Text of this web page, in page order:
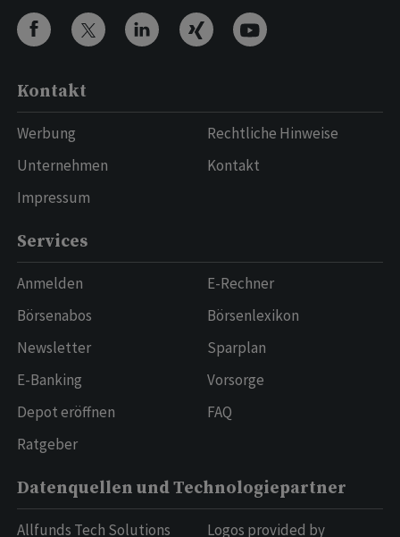
Kontakt
Werbung
Unternehmen
Impressum
Rechtliche Hinweise
Kontakt
Services
Anmelden
Börsenabos
Newsletter
E-Banking
Depot eröffnen
Ratgeber
E-Rechner
Börsenlexikon
Sparplan
Vorsorge
FAQ
Datenquellen und Technologiepartner
Allfunds Tech Solutions Logos provided by